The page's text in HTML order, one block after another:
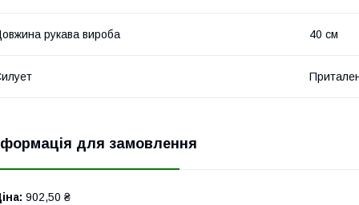
рукава вироба 40 см
для замовлення
902,50 ₴